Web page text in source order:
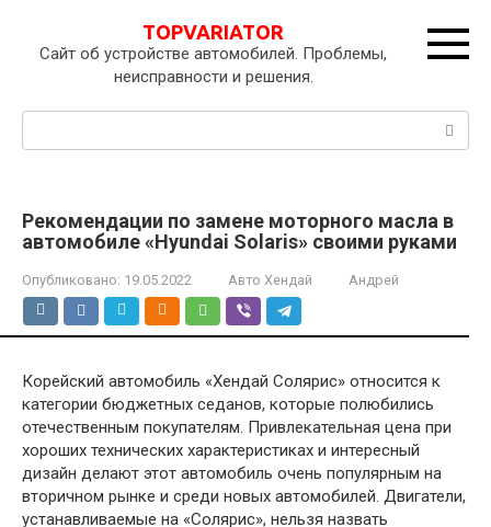
контенту
TOPVARIATOR
Сайт об устройстве автомобилей. Проблемы,
неисправности и решения.
Поиск:
Рекомендации по замене моторного масла в
автомобиле «Hyundai Solaris» своими руками
Опубликовано: 19.05.2022 Авто Хендай Андрей
Корейский автомобиль «Хендай Солярис» относится к
категории бюджетных седанов, которые полюбились
отечественным покупателям. Привлекательная цена при
хороших технических характеристиках и интересный
дизайн делают этот автомобиль очень популярным на
вторичном рынке и среди новых автомобилей. Двигатели,
устанавливаемые на «Солярис», нельзя назвать